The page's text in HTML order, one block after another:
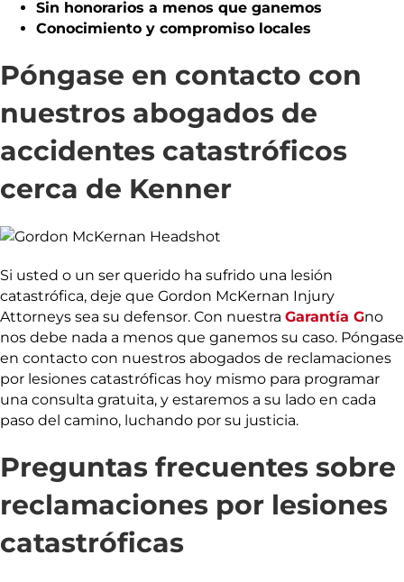
Sin honorarios a menos que ganemos
Conocimiento y compromiso locales
Póngase en contacto con
nuestros abogados de
accidentes catastróficos
cerca de Kenner
Si usted o un ser querido ha sufrido una lesión
catastrófica, deje que Gordon McKernan Injury
Attorneys sea su defensor. Con nuestra Garantía Gno
nos debe nada a menos que ganemos su caso. Póngase
en contacto con nuestros abogados de reclamaciones
por lesiones catastróficas hoy mismo para programar
una consulta gratuita, y estaremos a su lado en cada
paso del camino, luchando por su justicia.
Preguntas frecuentes sobre
reclamaciones por lesiones
catastróficas